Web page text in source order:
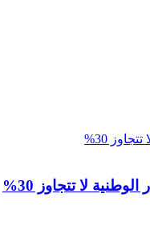
لا تتجاوز 30%